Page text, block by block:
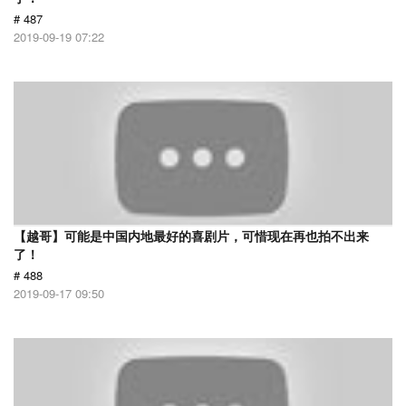
# 487
2019-09-19 07:22
【越哥】可能是中国内地最好的喜剧片，可惜现在再也拍不出来
了！
# 488
2019-09-17 09:50